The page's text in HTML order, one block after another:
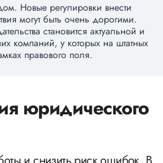
Новые регулировки внести
могут быть очень дорогими.
становится актуальной и
компаний, у которых на штатных
правового поля.
юридического